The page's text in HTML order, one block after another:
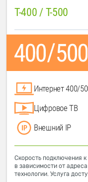
T-400 / T-500
Интернет 400/
Цифровое ТВ
Внешний IP
Скорость подключения
в зависимости от
технологии. Услуга